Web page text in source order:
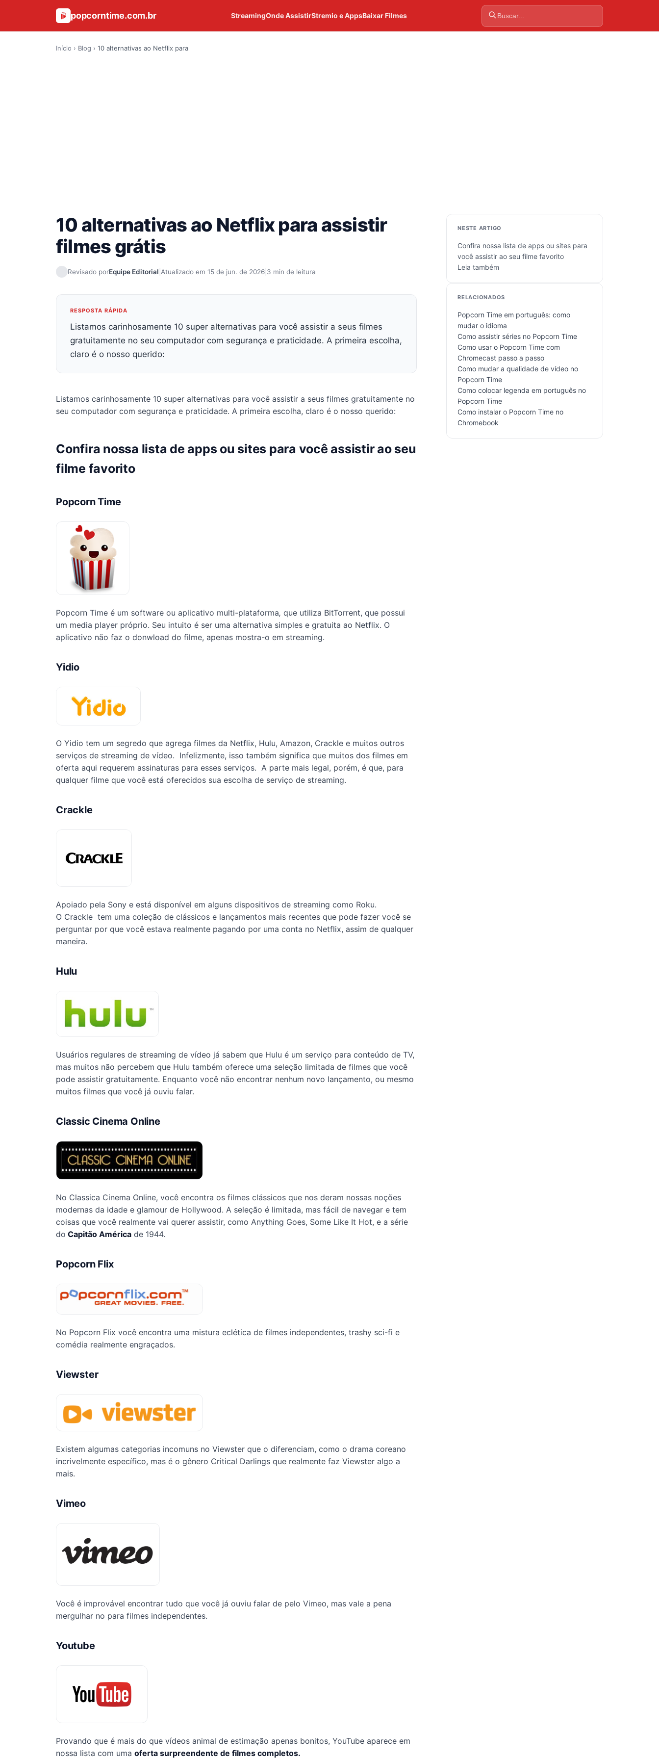
popcorntime.com.br StreamingOnde AssistirStremio e AppsBaixar Filmes
Início › Blog › 10 alternativas ao Netflix para
10 alternativas ao Netflix para assistir
filmes grátis
Revisado porEquipe Editorial Atualizado em 15 de jun. de 2026 3 min de leitura
RESPOSTA RÁPIDA
Listamos carinhosamente 10 super alternativas para você assistir a seus filmes
gratuitamente no seu computador com segurança e praticidade. A primeira escolha,
claro é o nosso querido:
Listamos carinhosamente 10 super alternativas para você assistir a seus filmes gratuitamente no
seu computador com segurança e praticidade. A primeira escolha, claro é o nosso querido:
Confira nossa lista de apps ou sites para você assistir ao seu
filme favorito
Popcorn Time
Popcorn Time é um software ou aplicativo multi-plataforma, que utiliza BitTorrent, que possui
um media player próprio. Seu intuito é ser uma alternativa simples e gratuita ao Netflix. O
aplicativo não faz o donwload do filme, apenas mostra-o em streaming.
Yidio
O Yidio tem um segredo que agrega filmes da Netflix, Hulu, Amazon, Crackle e muitos outros
serviços de streaming de vídeo. Infelizmente, isso também significa que muitos dos filmes em
oferta aqui requerem assinaturas para esses serviços. A parte mais legal, porém, é que, para
qualquer filme que você está oferecidos sua escolha de serviço de streaming.
Crackle
Apoiado pela Sony e está disponível em alguns dispositivos de streaming como Roku.
O Crackle tem uma coleção de clássicos e lançamentos mais recentes que pode fazer você se
perguntar por que você estava realmente pagando por uma conta no Netflix, assim de qualquer
maneira.
Hulu
Usuários regulares de streaming de vídeo já sabem que Hulu é um serviço para conteúdo de TV,
mas muitos não percebem que Hulu também oferece uma seleção limitada de filmes que você
pode assistir gratuitamente. Enquanto você não encontrar nenhum novo lançamento, ou mesmo
muitos filmes que você já ouviu falar.
Classic Cinema Online
No Classica Cinema Online, você encontra os filmes clássicos que nos deram nossas noções
modernas da idade e glamour de Hollywood. A seleção é limitada, mas fácil de navegar e tem
coisas que você realmente vai querer assistir, como Anything Goes, Some Like It Hot, e a série
do Capitão América de 1944.
Popcorn Flix
No Popcorn Flix você encontra uma mistura eclética de filmes independentes, trashy sci-fi e
comédia realmente engraçados.
Viewster
Existem algumas categorias incomuns no Viewster que o diferenciam, como o drama coreano
incrivelmente específico, mas é o gênero Critical Darlings que realmente faz Viewster algo a
mais.
Vimeo
Você é improvável encontrar tudo que você já ouviu falar de pelo Vimeo, mas vale a pena
mergulhar no para filmes independentes.
Youtube
Provando que é mais do que vídeos animal de estimação apenas bonitos, YouTube aparece em
nossa lista com uma oferta surpreendente de filmes completos.
NESTE ARTIGO
Confira nossa lista de apps ou sites para
você assistir ao seu filme favorito
Leia também
RELACIONADOS
Popcorn Time em português: como
mudar o idioma
Como assistir séries no Popcorn Time
Como usar o Popcorn Time com
Chromecast passo a passo
Como mudar a qualidade de vídeo no
Popcorn Time
Como colocar legenda em português no
Popcorn Time
Como instalar o Popcorn Time no
Chromebook